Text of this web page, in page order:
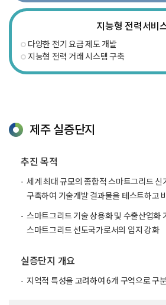
지능형 전력서비
다양한 전기 요금 제도 개발
지능형 전력 거래 시스템 구축
제주 실증단지
추진 목적
세계 최대 규모의 종합적 스마트그리드 신
구축하여 기술개발 결과물을 테스트하고
스마트그리드 기술 상용화 및 수출산업화
스마트그리드 선도국가로서의 입지 강화
실증단지 개요
지역적 특성을 고려하여 6개 구역으로 구분